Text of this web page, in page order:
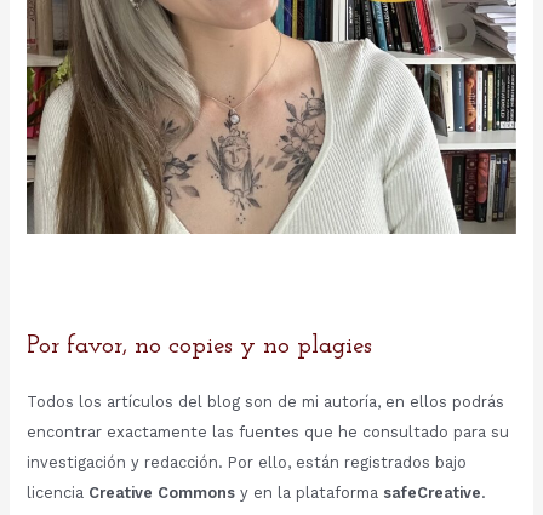
Por favor, no copies y no plagies
Todos los artículos del blog son de mi autoría, en ellos podrás
encontrar exactamente las fuentes que he consultado para su
investigación y redacción. Por ello, están registrados bajo
licencia Creative Commonsy en la plataforma safeCreative.